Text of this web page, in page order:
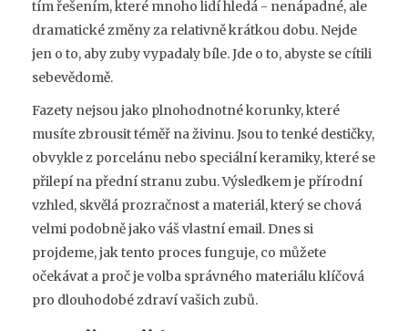
tím řešením, které mnoho lidí hledá - nenápadné, ale
dramatické změny za relativně krátkou dobu. Nejde
jen o to, aby zuby vypadaly bíle. Jde o to, abyste se cítili
sebevědomě.
Fazety nejsou jako plnohodnotné korunky, které
musíte zbrousit téměř na živinu. Jsou to tenké destičky,
obvykle z porcelánu nebo speciální keramiky, které se
přilepí na přední stranu zubu. Výsledkem je přírodní
vzhled, skvělá prozračnost a materiál, který se chová
velmi podobně jako váš vlastní email. Dnes si
projdeme, jak tento proces funguje, co můžete
očekávat a proč je volba správného materiálu klíčová
pro dlouhodobé zdraví vašich zubů.